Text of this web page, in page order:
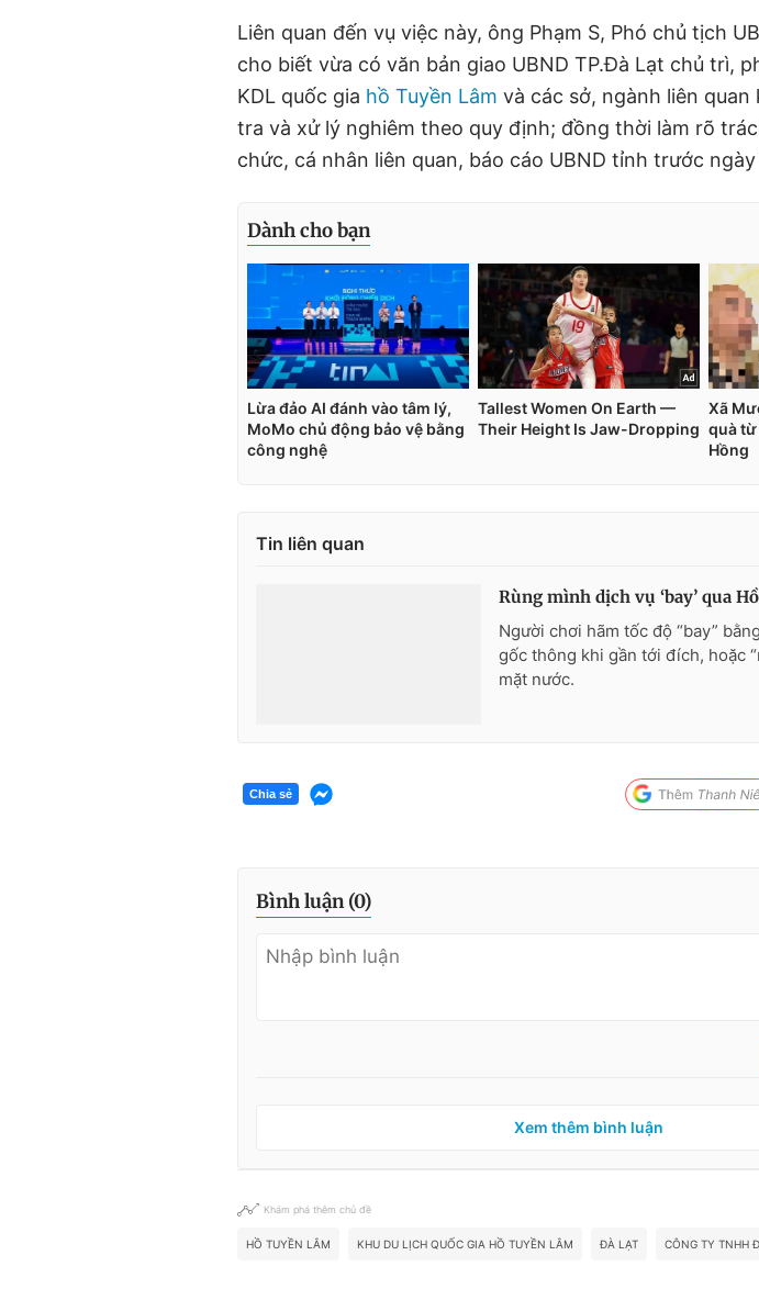
Liên quan đến vụ việc này, ông Phạm S, Phó chủ tịch
cho biết vừa có văn bản giao UBND TP.Đà Lạt chủ trì,
KDL quốc gia hồ Tuyền Lâm và các sở, ngành liên
tra và xử lý nghiêm theo quy định; đồng thời làm rõ
chức, cá nhân liên quan, báo cáo UBND tỉnh trước ngày
Tin liên quan
Rùng mình dịch vụ ‘bay’ qua
Người chơi hãm tốc độ “bay”
gốc thông khi gần tới đích, hoặc
mặt nước.
Chia sẻ
Bình luận (0)
Xem thêm bình luận
Khám phá thêm chủ đề
HỒ TUYỀN LÂM KHU DU LỊCH QUỐC GIA HỒ TUYỀN LÂM ĐÀ LẠT CÔNG TY TNHH